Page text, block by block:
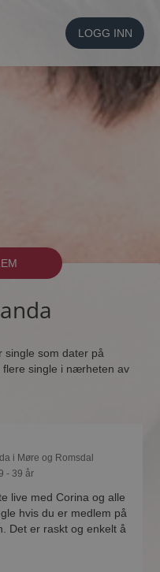
LOGG INN
single som dater på
flere single i nærheten av
i Møre og Romsdal
- 39 år
live med Corina og alle
hvis du er medlem på
Det er raskt og enkelt å